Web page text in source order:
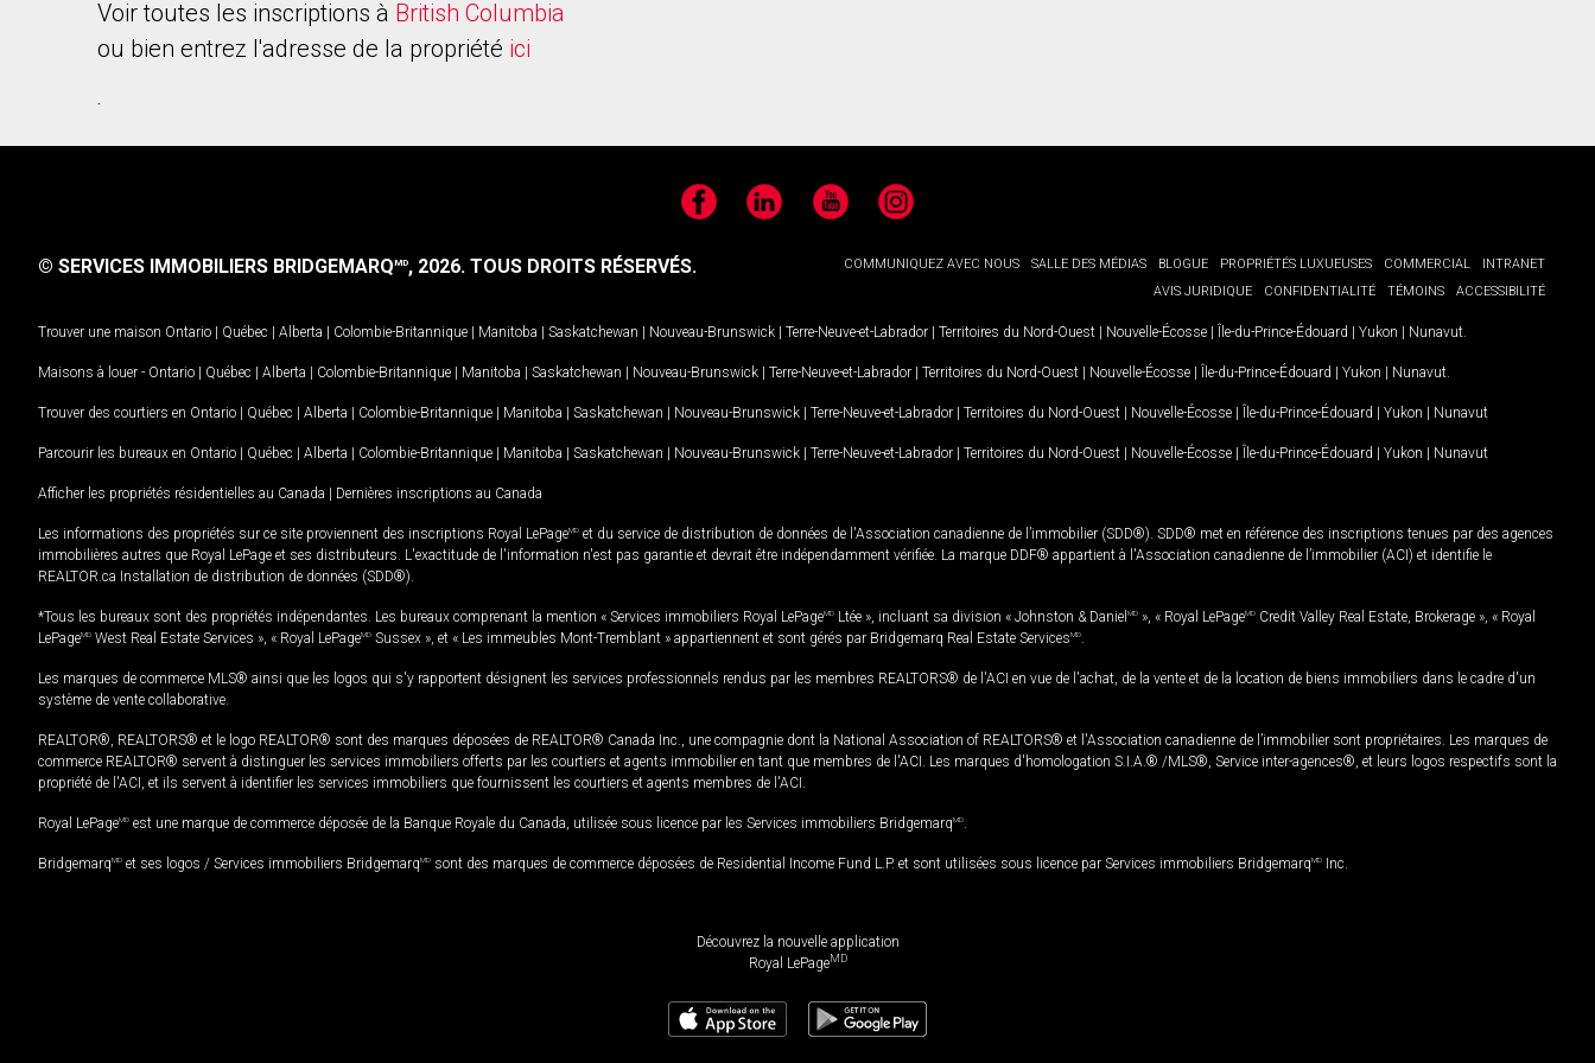
Voir toutes les inscriptions à British Columbia
ou bien entrez l'adresse de la propriété ici
.
FacebookLinkedIn YouTubeInstagram
COMMUNIQUEZ AVEC NOUS SALLE DES MÉDIAS BLOGUE PROPRIÉTÉS LUXUEUSES COMMERCIAL
INTRANET
AVIS JURIDIQUE
CONFIDENTIALITÉ TÉMOINS ACCESSIBILITÉ
© SERVICES IMMOBILIERS BRIDGEMARQMD, 2026. TOUS DROITS RÉSERVÉS.
Trouver une maison Ontario | Québec | Alberta | Colombie-Britannique | Manitoba | Saskatchewan | Nouveau-Brunswick | Terre-Neuve-et-Labrador | Territoires du Nord-Ouest | Nouvelle-Écosse | Île-du-Prince-Édouard | Yukon | Nunavut
Maisons à louer - Ontario | Québec | Alberta | Colombie-Britannique | Manitoba | Saskatchewan | Nouveau-Brunswick | Terre-Neuve-et-Labrador | Territoires du Nord-Ouest | Nouvelle-Écosse | Île-du-Prince-Édouard | Yukon | Nunavut
Trouver des courtiers en Ontario | Québec | Alberta | Colombie-Britannique | Manitoba | Saskatchewan | Nouveau-Brunswick | Terre-Neuve-et-Labrador | Territoires du Nord-Ouest | Nouvelle-Écosse | Île-du-Prince-Édouard | Yukon | Nunavut
Parcourir les bureaux en Ontario | Québec | Alberta | Colombie-Britannique | Manitoba | Saskatchewan | Nouveau-Brunswick | Terre-Neuve-et-Labrador | Territoires du Nord-Ouest | Nouvelle-Écosse | Île-du-Prince-Édouard | Yukon | Nunavut
Afficher les propriétés résidentielles au Canada | Dernières inscriptions au Canada
Les informations des propriétés sur ce site proviennent des inscriptions Royal LePageMD et du service de distribution de données de l'Association canadienne de l’immobilier (SDD®). SDD® met en référence des inscriptions tenues par des agences
immobilières autres que Royal LePage et ses distributeurs. L'exactitude de l'information n'est pas garantie et devrait être indépendamment vérifiée. La marque DDF® appartient à l'Association canadienne de l’immobilier (ACI) et identifie le
REALTOR.ca Installation de distribution de données (SDD®).
*Tous les bureaux sont des propriétés indépendantes. Les bureaux comprenant la mention « Services immobiliers Royal LePageMD Ltée », incluant sa division « Johnston & Daniel MD », « Royal LePageMD Credit Valley Real Estate, Brokerage », « Royal
LePageMD West Real Estate Services », « Royal LePageMD Sussex », et « Les immeubles Mont-Tremblant » appartiennent et sont gérés par Bridgemarq Real Estate ServicesMD
Les marques de commerce MLS® ainsi que les logos qui s'y rapportent désignent les services professionnels rendus par les membres REALTORS® de l'ACI en vue de l'achat, de la vente et de la location de biens immobiliers dans le cadre d'un
système de vente collaborative.
REALTOR®, REALTORS® et le logo REALTOR® sont des marques déposées de REALTOR® Canada Inc., une compagnie dont la National Association of REALTORS® et l'Association canadienne de l’immobilier sont propriétaires. Les marques de
commerce REALTOR® servent à distinguer les services immobiliers offerts par les courtiers et agents immobilier en tant que membres de l'ACI. Les marques d'homologation S.I.A.® /MLS®, Service inter-agences®, et leurs logos respectifs sont la
propriété de l'ACI, et ils servent à identifier les services immobiliers que fournissent les courtiers et agents membres de l'ACI.
Royal LePageMD est une marque de commerce déposée de la Banque Royale du Canada, utilisée sous licence par les Services immobiliers BridgemarqMD
BridgemarqMD et ses logos / Services immobiliers BridgemarqMD sont des marques de commerce déposées de Residential Income Fund L.P. et sont utilisées sous licence par Services immobiliers BridgemarqMD Inc.
Découvrez la nouvelle application
Royal LePageMD